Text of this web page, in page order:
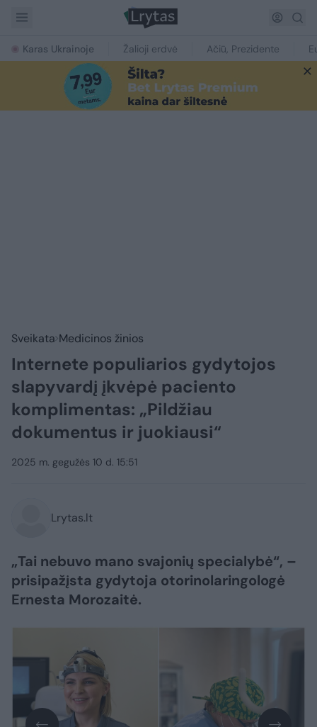
Karas Ukrainoje Žalioji erdvė Ačiū, Prezidente
Sveikata Medicinos žinios
Internete populiarios gydytojos
slapyvardį įkvėpė paciento
komplimentas: „Pildžiau
dokumentus ir juokiausi“
2025 m. gegužės 10 d. 15:51
Lrytas.lt
„Tai nebuvo mano svajonių specialybė“, –
prisipažįsta gydytoja otorinolaringologė
Ernesta Morozaitė.